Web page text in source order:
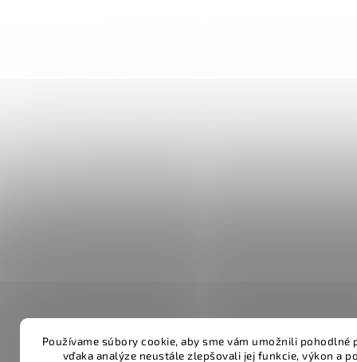
Používame súbory cookie, aby sme vám umožnili pohodlné
vďaka analýze neustále zlepšovali jej funkcie, výkon a